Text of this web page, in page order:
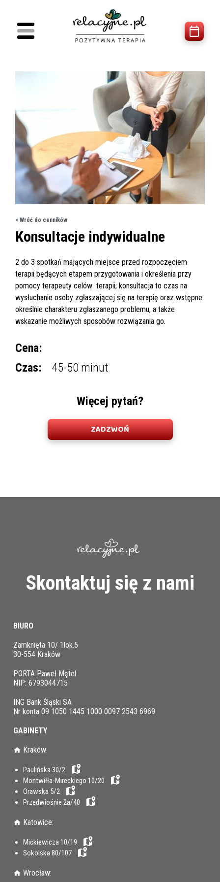
< Wróć do cenników
Konsultacje indywidualne
2 do 3 spotkań mających miejsce przed rozpoczęciem
terapii będących etapem przygotowania i określenia przy
pomocy terapeuty celów terapii; konsultacja to czas na
wysłuchanie osoby zgłaszającej się na terapię oraz wstępne
określnie charakteru zgłaszanego problemu, a także
wskazanie możliwych sposobów rozwiązania go.
Czas: 45-50 minut
Cena:
Więcej pytań?
ZADZWOŃ
Skontaktuj się z nami
BIURO
Zamknięta 10/ 1lok.5
30-554 Kraków
PORTA Paweł Mętel
NIP: 6793044715
ING Bank Śląski SA
Nr konta 09 1050 1445 1000 0097 2543 6969
GABINETY
Kraków:
Paulińska 30/2
Montwiłła-Mireckiego 10/20
Orawska 5/2
Przedwiośnie 2a/40
Katowice:
Mickiewicza 10/19
Sokolska 80/107
Wrocław: